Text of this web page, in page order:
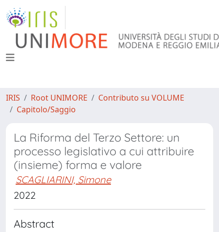
IRIS Root UNIMORE
Contributo su VOLUME
Capitolo/Saggio
La Riforma del Terzo Settore: un
processo legislativo a cui attribuire
(insieme) forma e valore
SCAGLIARINI, Simone
2022
Abstract